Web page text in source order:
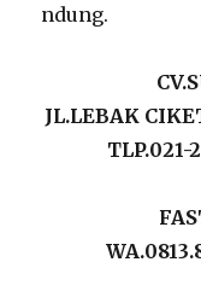
ndung.
JL.LEBAK
TLP.021-